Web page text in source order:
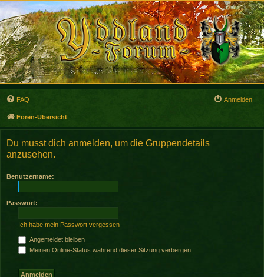
FAQ Anmelden
Foren-Übersicht
Du musst dich anmelden, um die Gruppendetails
anzusehen.
Benutzername:
Passwort:
Ich habe mein Passwort vergessen
Angemeldet bleiben
Meinen Online-Status während dieser Sitzung verbergen